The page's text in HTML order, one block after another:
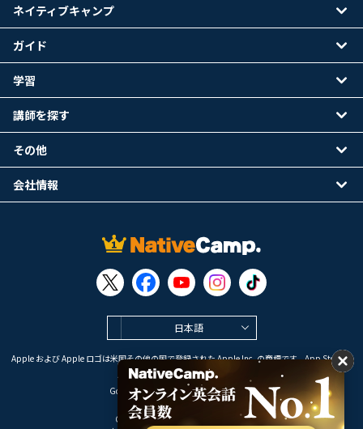
日本語
Apple および Apple ロゴは米国その他の国で登録された Apple Inc. の商標です。App Store は
Apple Inc. のサービスマークです。
Google Play は Google LLC の商標です。
Copyright © 2026 オンライン英会話
ネイティブキャンプ
ガイド
学習
講師を探す
その他
会社情報